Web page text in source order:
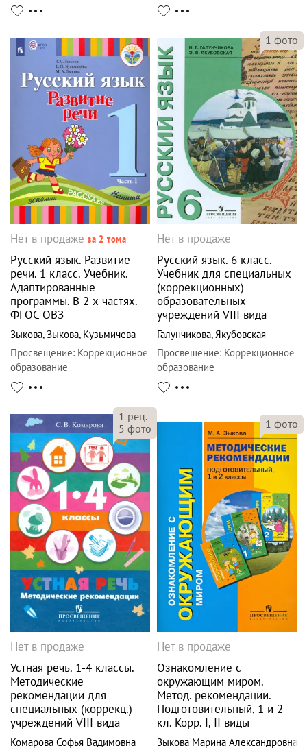
Нет в продаже за 2 тома
Русский язык. Развитие
речи. 1 класс. Учебник.
Адаптированные
программы. В 2-х частях.
ФГОС ОВЗ
Зыкова,Зыкова, Кузьмичева
Просвещение: Коррекционное
образование
1 фото
Нет в продаже
Русский язык. 6 класс.
Учебник для специальных
(коррекционных)
образовательных
учреждений VIII вида
Галунчикова,Якубовская
Просвещение: Коррекционное
образование
1 рец.
5 фото
Нет в продаже
Устная речь. 1-4 классы.
Методические
рекомендации для
специальных (коррекц.)
учреждений VIII вида
Комарова Софья Вадимовна
1 фото
Нет в продаже
Ознакомление с
окружающим миром.
Метод. рекомендации.
Подготовительный, 1 и 2
кл. Корр. I, II виды
Зыкова Марина Александровна